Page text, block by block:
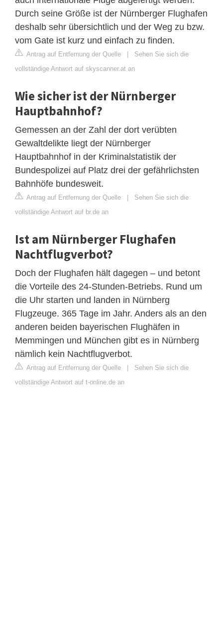
Durch seine Größe ist der Nürnberger Flughafen
deshalb sehr übersichtlich und der Weg zu bzw.
vom Gate ist kurz und einfach zu finden.
Antrag auf Entfernung der Quelle | Sehen Sie sich die
vollständige Antwort auf skyscanner.at an
Wie sicher ist der Nürnberger
Hauptbahnhof?
Gemessen an der Zahl der dort verübten
Gewaltdelikte liegt der Nürnberger
Hauptbahnhof in der Kriminalstatistik der
Bundespolizei auf Platz drei der gefährlichsten
Bahnhöfe bundesweit.
Antrag auf Entfernung der Quelle | Sehen Sie sich die
vollständige Antwort auf br.de an
Ist am Nürnberger Flughafen
Nachtflugverbot?
Doch der Flughafen hält dagegen – und betont
die Vorteile des 24-Stunden-Betriebs. Rund um
die Uhr starten und landen in Nürnberg
Flugzeuge. 365 Tage im Jahr. Anders als an den
anderen beiden bayerischen Flughäfen in
Memmingen und München gibt es in Nürnberg
nämlich kein Nachtflugverbot.
Antrag auf Entfernung der Quelle | Sehen Sie sich die
vollständige Antwort auf t-online.de an